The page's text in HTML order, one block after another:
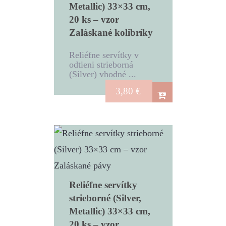
Metallic) 33×33 cm,
20 ks – vzor
Zaláskané kolibríky
Reliéfne servítky v
odtieni strieborná
(Silver) vhodné ...
3,80 €
Reliéfne servítky
strieborné (Silver,
Metallic) 33×33 cm,